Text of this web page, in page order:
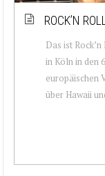
ROCK’N
Das ist
in Köln in den
europäischen
über Hawaii